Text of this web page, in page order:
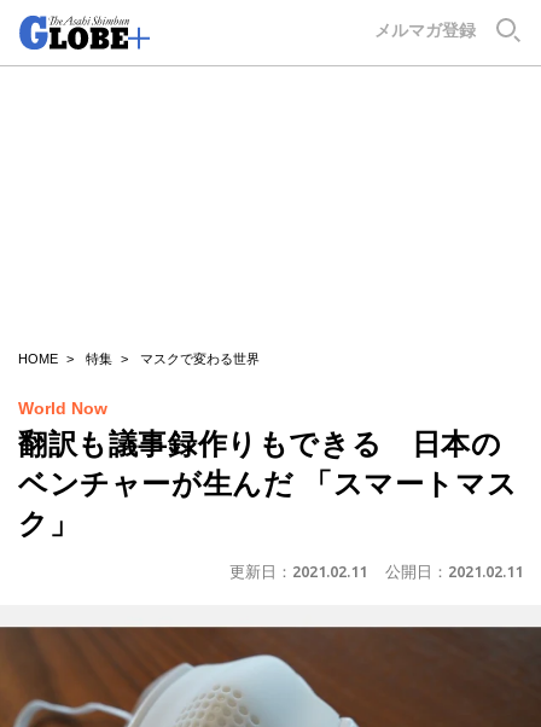
メルマガ登録
HOME 特集 マスクで変わる世界
World Now
翻訳も議事録作りもできる 日本の
ベンチャーが生んだ 「スマートマス
ク」
更新日： 2021.02.11 公開日： 2021.02.11